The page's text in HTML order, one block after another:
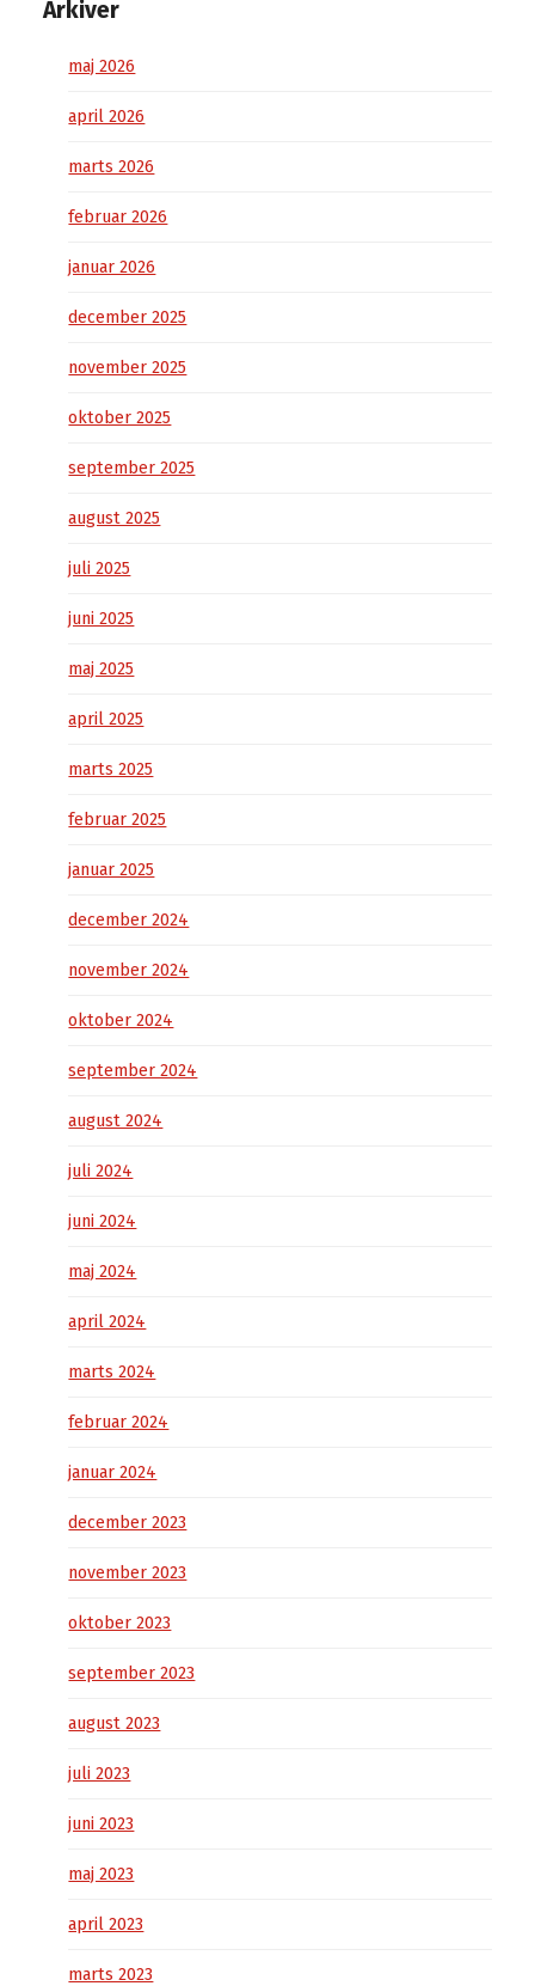
Arkiver
maj 2026
april 2026
marts 2026
februar 2026
januar 2026
december 2025
november 2025
oktober 2025
september 2025
august 2025
juli 2025
juni 2025
maj 2025
april 2025
marts 2025
februar 2025
januar 2025
december 2024
november 2024
oktober 2024
september 2024
august 2024
juli 2024
juni 2024
maj 2024
april 2024
marts 2024
februar 2024
januar 2024
december 2023
november 2023
oktober 2023
september 2023
august 2023
juli 2023
juni 2023
maj 2023
april 2023
marts 2023